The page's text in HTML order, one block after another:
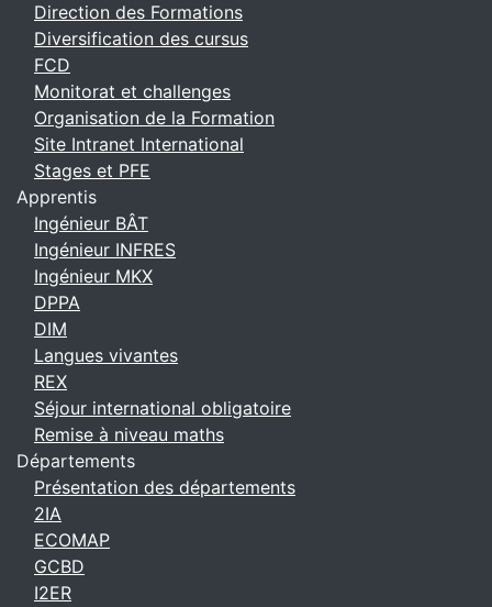
Direction des Formations
Diversification des cursus
FCD
Monitorat et challenges
Organisation de la Formation
Site Intranet International
Stages et PFE
Apprentis
Ingénieur BÂT
Ingénieur INFRES
Ingénieur MKX
DPPA
DIM
Langues vivantes
REX
Séjour international obligatoire
Remise à niveau maths
Départements
Présentation des départements
2IA
ECOMAP
GCBD
I2ER